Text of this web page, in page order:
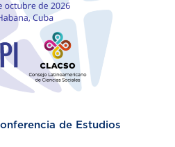
de Estudios